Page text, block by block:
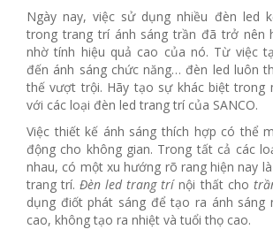
Ngày nay, việc sử dụng nhiều đèn led
trong trang trí ánh sáng trần đã trở nên
nhờ tính hiệu quả cao của nó. Từ việc
đến ánh sáng chức năng… đèn led luôn
thế vượt trội. Hãy tạo sự khác biệt trong
với các loại đèn led trang trí của SANCO.
Việc thiết kế ánh sáng thích hợp có thể
động cho không gian. Trong tất cả các
nhau, có một xu hướng rõ rang hiện nay
trang trí.Đèn led trang trínội thất cho
dụng điốt phát sáng để tạo ra ánh sáng
cao, không tạo ra nhiệt và tuổi thọ cao.